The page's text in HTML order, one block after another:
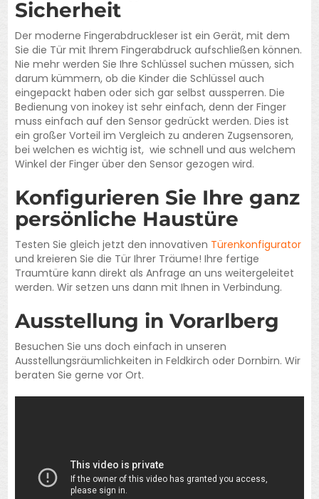
Sicherheit
Der moderne Fingerabdruckleser ist ein Gerät, mit dem
Sie die Tür mit Ihrem Fingerabdruck aufschließen können.
Nie mehr werden Sie Ihre Schlüssel suchen müssen, sich
darum kümmern, ob die Kinder die Schlüssel auch
eingepackt haben oder sich gar selbst aussperren. Die
Bedienung von inokey ist sehr einfach, denn der Finger
muss einfach auf den Sensor gedrückt werden. Dies ist
ein großer Vorteil im Vergleich zu anderen Zugsensoren,
bei welchen es wichtig ist, wie schnell und aus welchem
Winkel der Finger über den Sensor gezogen wird.
Konfigurieren Sie Ihre ganz
persönliche Haustüre
Testen Sie gleich jetzt den innovativen Türenkonfigurator
und kreieren Sie die Tür Ihrer Träume! Ihre fertige
Traumtüre kann direkt als Anfrage an uns weitergeleitet
werden. Wir setzen uns dann mit Ihnen in Verbindung.
Ausstellung in Vorarlberg
Besuchen Sie uns doch einfach in unseren
Ausstellungsräumlichkeiten in Feldkirch oder Dornbirn. Wir
beraten Sie gerne vor Ort.